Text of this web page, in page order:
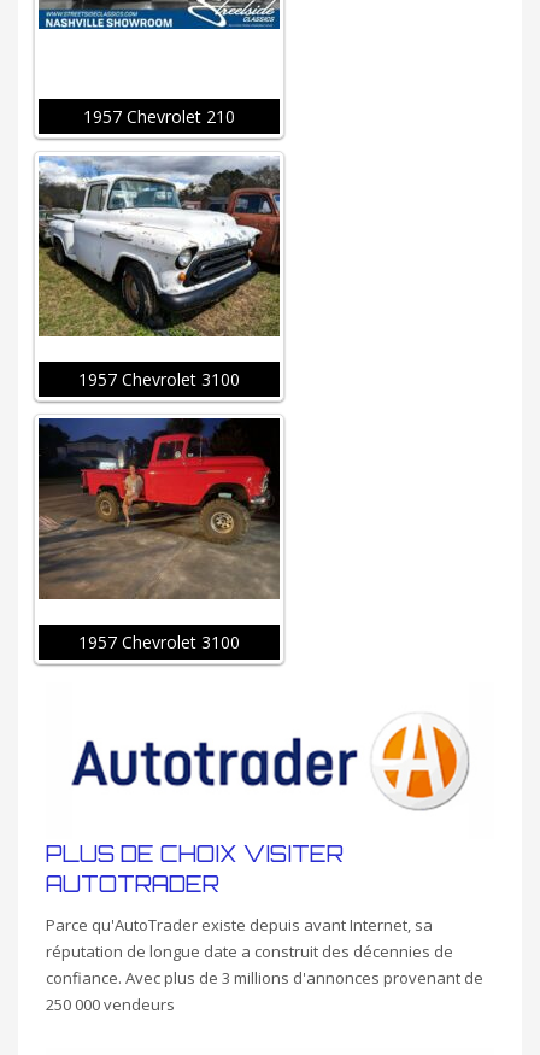
1957 Chevrolet 210
1957 Chevrolet 3100
1957 Chevrolet 3100
PLUS DE CHOIX VISITER
AUTOTRADER
Parce qu'AutoTrader existe depuis avant Internet, sa
réputation de longue date a construit des décennies de
confiance. Avec plus de 3 millions d'annonces provenant de
250 000 vendeurs